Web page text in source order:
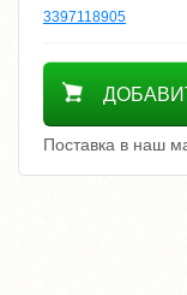
3397118905
2700
Поставка в наш